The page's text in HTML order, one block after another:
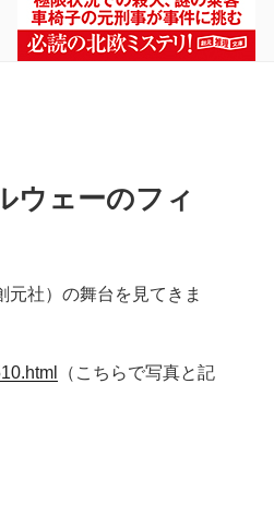
ウェーのフィ
元社）の舞台を見てきま
（こちらで写真と記